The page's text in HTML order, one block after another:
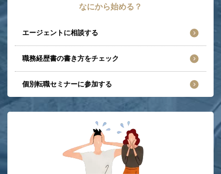
なにから始める？
エージェントに相談する
職務経歴書の書き方をチェック
個別転職セミナーに参加する